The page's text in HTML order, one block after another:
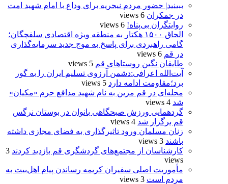
ببینید| حضور مردم نیجریه برای وداع با امام شهید امت
در جمکران 6 views
روایتگران بی‌پناه! 6 views
الحاق ۱۵۰۰ هکتار به منطقه ویژه اقتصادی سلفچگان؛
گامی راهبردی برای پاسخ به موج جدید سرمایه‌گذاری
در قم 6 views
طایقان نگین روستاهای قم 5 views
آیت‌الله اعرافی:دشمن آرزوی تسلیم ایران را به گور
برد؛مقاومت ادامه دارد 5 views
محله‌ای در قم مزین به نام شهید مدافع حرم «مکیان»
شد 4 views
گردهمایی ورزش صبحگاهی بانوان در بوستان نرگس
قم برگزار شد 4 views
زنان مسلمان ورود تاثیرگذاری به فضای مجازی داشته
باشند 3 views
کارشناسان از مجتمع‌های گردشگری قم بازدید کردند 3
views
مأموریت اصلی سفیران کریمه رساندن پیام اهل‌بیت به
مردم است 3 views